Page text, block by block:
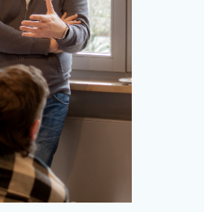
Outlook Live